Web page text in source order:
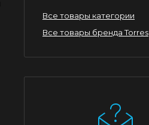
Все товары категории
Все товары бренда Torres